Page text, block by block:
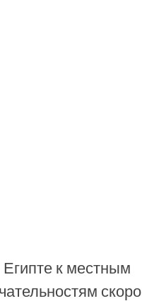
Египте к местным
скоро